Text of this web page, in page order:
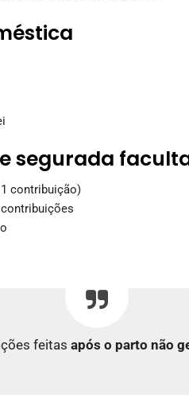
segurada
contribuição)
feitas após o parto não